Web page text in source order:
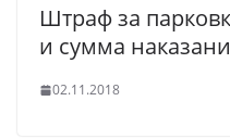
Штраф за
и сумма
02.11.2018